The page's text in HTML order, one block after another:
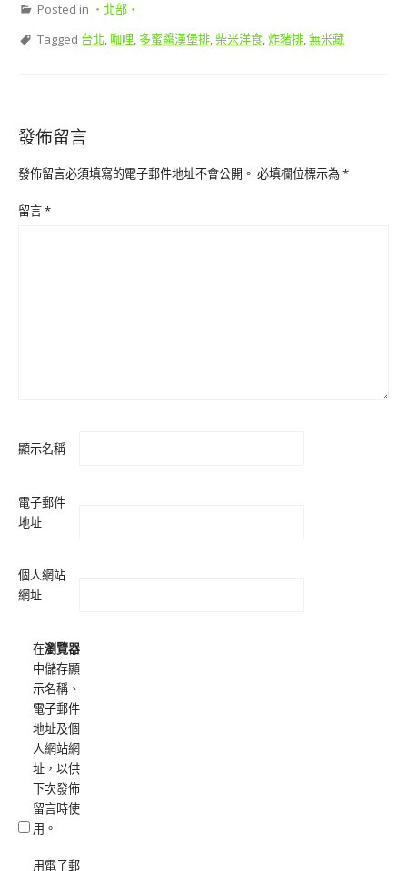
Posted in ‧北部‧
Tagged 台北, 咖哩, 多蜜醬漢堡排,柴米洋食,炸豬排,無米藏
發佈留言
發佈留言必須填寫的電子郵件地址不會公開。 必填欄位標示為*
留言*
顯示名稱
電子郵件
地址
個人網站
網址
在瀏覽器
中儲存顯
示名稱、
電子郵件
地址及個
人網站網
址，以供
下次發佈
留言時使
用。
用電子郵